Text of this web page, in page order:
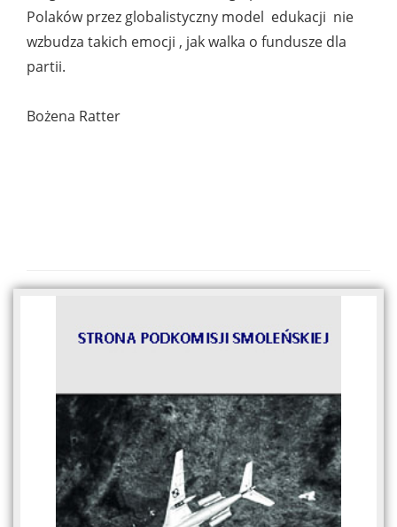
Polaków przez globalistyczny model edukacji nie
wzbudza takich emocji , jak walka o fundusze dla
partii.
Bożena Ratter